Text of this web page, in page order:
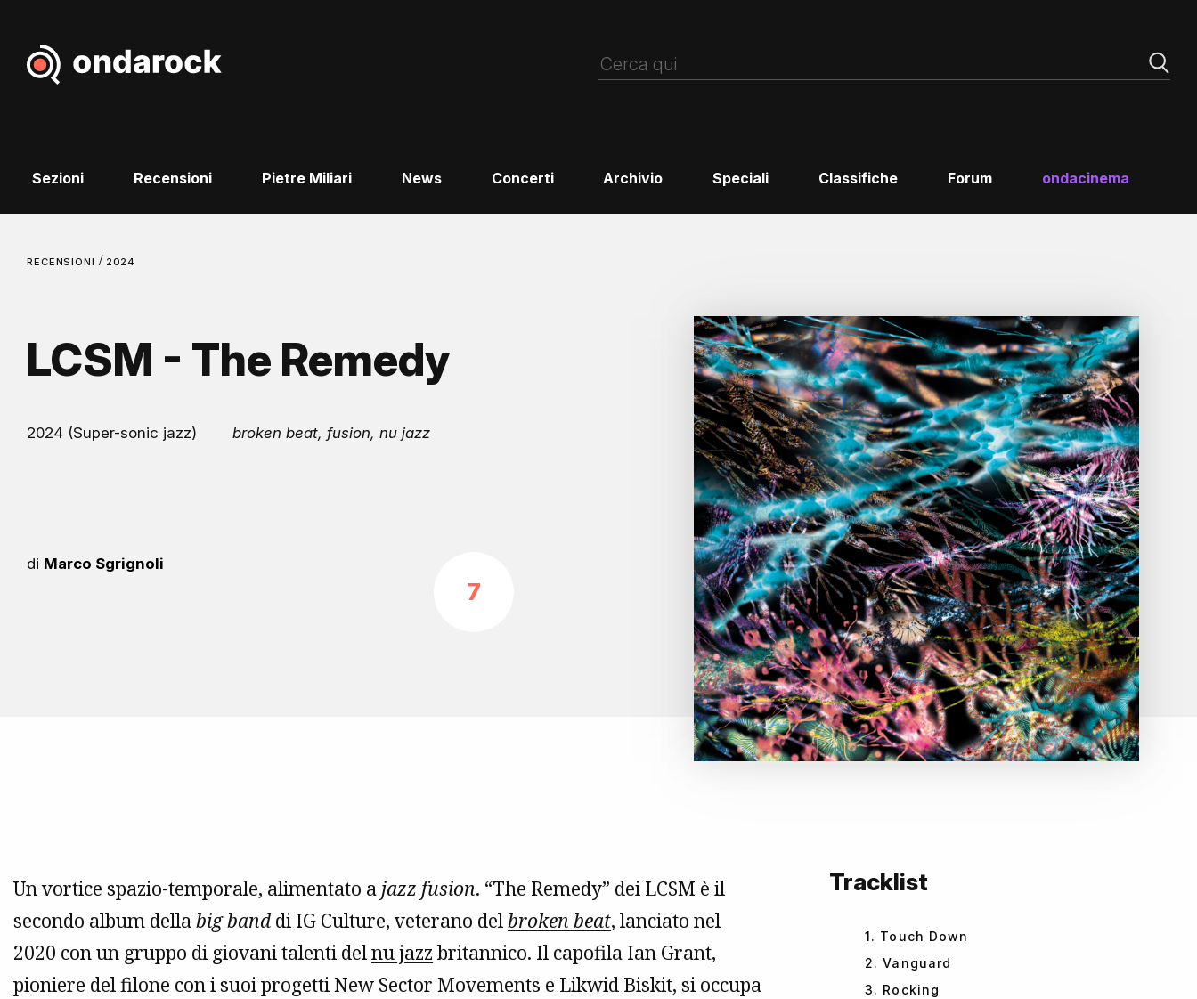
Sezioni Recensioni Pietre Miliari News Concerti Archivio Speciali Classifiche Forum ondacinema
RECENSIONI / 2024
LCSM - The Remedy
2024 (Super-sonic jazz) broken beat, fusion, nu jazz
di Marco Sgrignoli
7
Un vortice spazio-temporale, alimentato a jazz fusion. “The Remedy” dei LCSM è il
secondo album dellabig banddi IG Culture, veterano delbroken beat, lanciato nel
2020 con un gruppo di giovani talenti delnu jazz britannico. Il capofila Ian Grant,
pioniere del filone con i suoi progetti New Sector Movements e Likwid Biskit, si occupa
Tracklist
1. Touch Down
2. Vanguard
3. Rocking